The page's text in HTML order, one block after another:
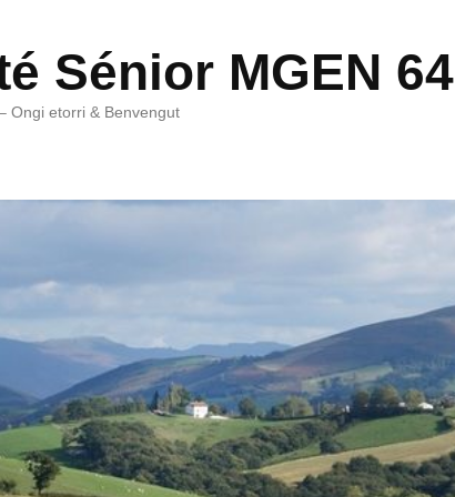
Sénior MGEN 64
Ongi etorri & Benvengut